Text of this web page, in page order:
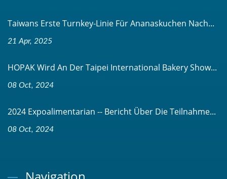
Taiwans Erste Turnkey-Linie Für Ananaskuchen Nach...
21 Apr, 2025
HOPAK Wird An Der Taipei International Bakery Show...
08 Oct, 2024
2024 Expoalimentarian -- Bericht Über Die Teilnahme...
08 Oct, 2024